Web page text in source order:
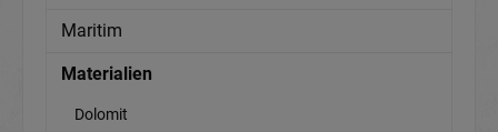
Maritim
Materialien
Dolomit